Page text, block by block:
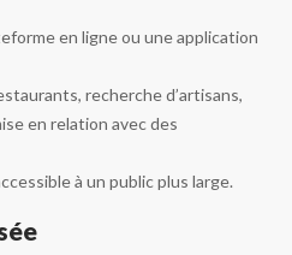
en ligne ou une application
recherche d’artisans,
en relation avec des
à un public plus large.